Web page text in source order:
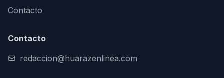
Contacto
Contacto
redaccion@huarazenlinea.com